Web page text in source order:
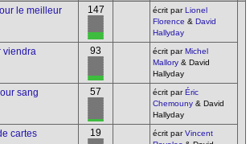
le meilleur 147 écrit parLionel
Florence & David
Hallyday
viendra 93 écrit parMichel
Mallory & David
Hallyday
sang 57 écrit parÉric
Chemouny & David
Hallyday
cartes 19 écrit parVincent